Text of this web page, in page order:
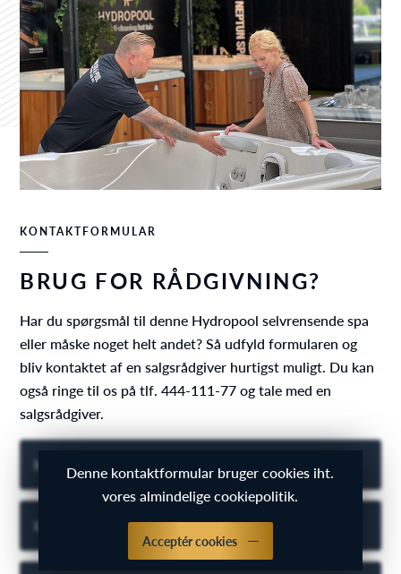
KONTAKTFORMULAR
BRUG FOR RÅDGIVNING?
Har du spørgsmål til denne Hydropool selvrensende spa
eller måske noget helt andet? Så udfyld formularen og
bliv kontaktet af en salgsrådgiver hurtigst muligt. Du kan
også ringe til os på tlf. 444-111-77 og tale med en
salgsrådgiver.
Denne kontaktformular bruger cookies iht.
vores almindelige cookiepolitik.
Acceptér cookies
Indtast dit navn
Indtast din e-mail